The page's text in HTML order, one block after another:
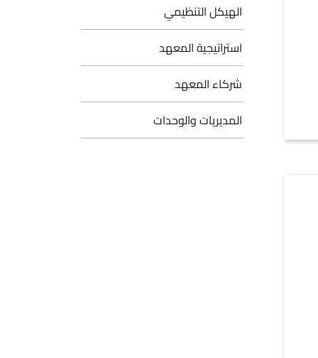
الهيكل التنظيمي
استراتيجية المعهد
شركاء المعهد
المديريات والوحدات